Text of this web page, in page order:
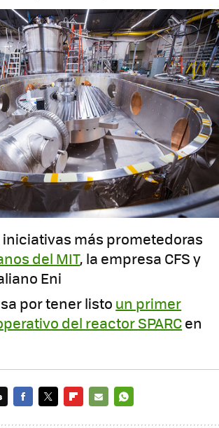
iniciativas más prometedoras
del MIT, la empresa CFS y
Eni
por tener listo un primer
del reactor SPARCen